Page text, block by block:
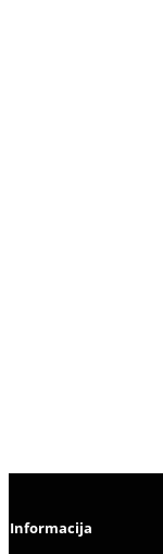
Informacija